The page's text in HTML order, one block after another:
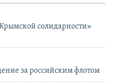
солидарности»
за российским флотом